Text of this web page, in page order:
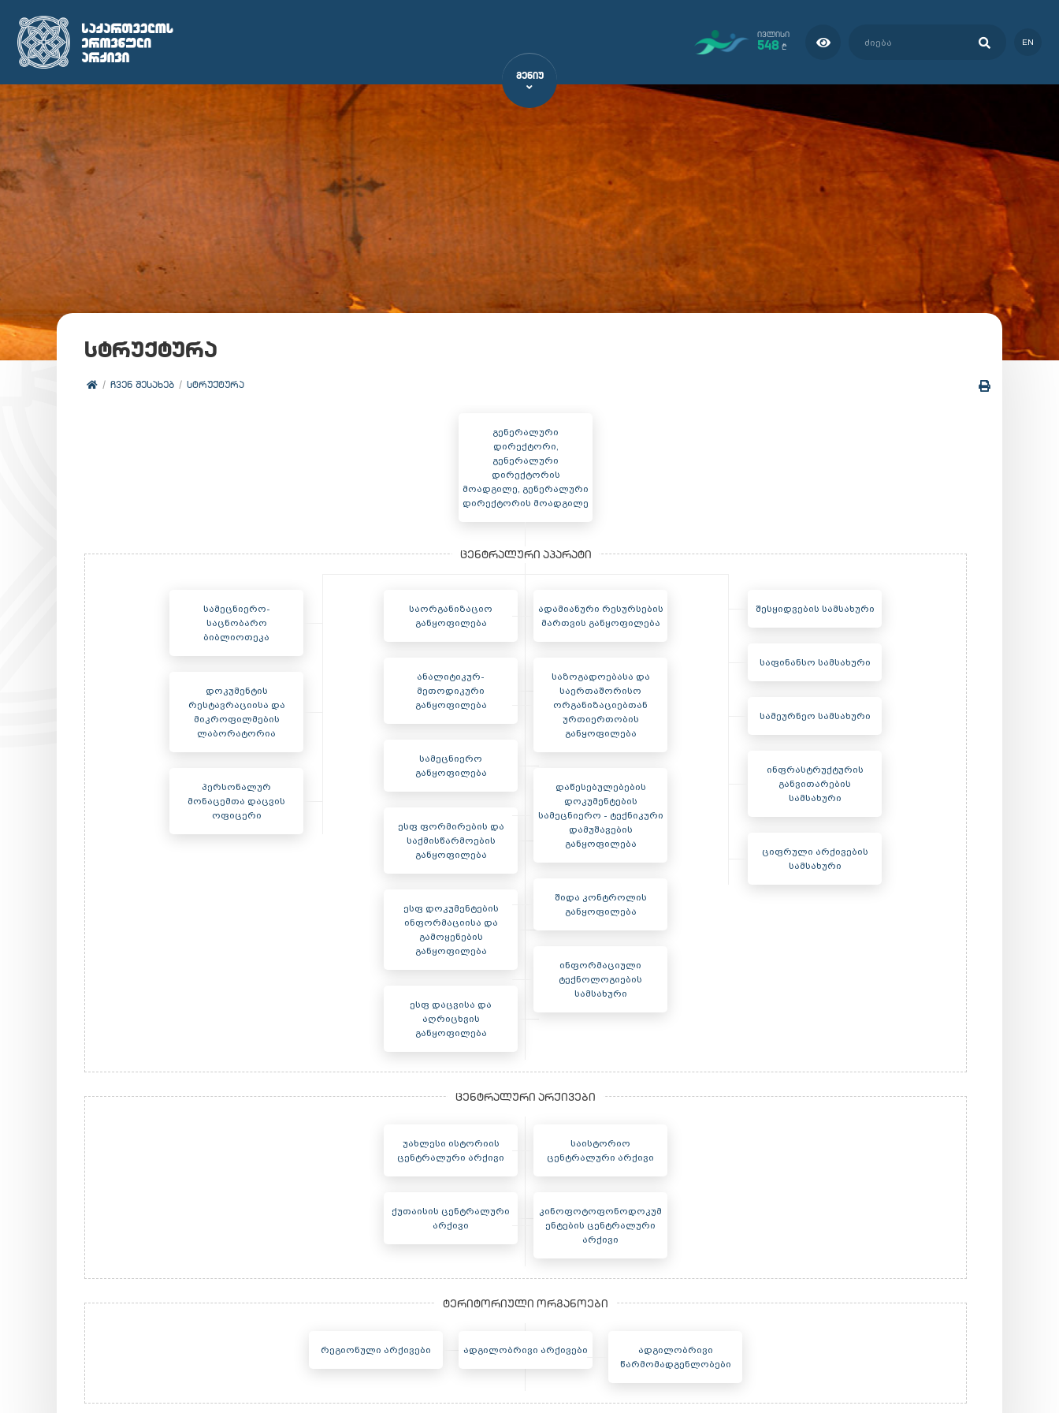
ᲘᲕᲚᲘᲡᲘ
548 ₾ EN
ᲛᲔᲜᲘᲣ
სტრუქტურა
ᲩᲕᲔᲜ ᲨᲔᲡᲐᲮᲔᲑ ᲡᲢᲠᲣᲥᲢᲣᲠᲐ
გენერალური
დირექტორი,
გენერალური
დირექტორის
მოადგილე, გენერალური
დირექტორის მოადგილე
სამეცნიერო-
საცნობარო
ბიბლიოთეკა
დოკუმენტის
რესტავრაციისა და
მიკროფილმების
ლაბორატორია
პერსონალურ
მონაცემთა დაცვის
ოფიცერი
საორგანიზაციო
განყოფილება
ანალიტიკურ-
მეთოდიკური
განყოფილება
სამეცნიერო
განყოფილება
ესფ ფორმირების და
საქმისწარმოების
განყოფილება
ესფ დოკუმენტების
ინფორმაციისა და
გამოყენების
განყოფილება
ესფ დაცვისა და
აღრიცხვის
განყოფილება
ადამიანური რესურსების
მართვის განყოფილება
საზოგადოებასა და
საერთაშორისო
ორგანიზაციებთან
ურთიერთობის
განყოფილება
დაწესებულებების
დოკუმენტების
სამეცნიერო - ტექნიკური
დამუშავების
განყოფილება
შიდა კონტროლის
განყოფილება
ინფორმაციული
ტექნოლოგიების
სამსახური
შესყიდვების სამსახური
საფინანსო სამსახური
სამეურნეო სამსახური
ინფრასტრუქტურის
განვითარების
სამსახური
ციფრული არქივების
სამსახური
უახლესი ისტორიის
ცენტრალური არქივი
ქუთაისის ცენტრალური
არქივი
საისტორიო
ცენტრალური არქივი
კინოფოტოფონოდოკუმ
ენტების ცენტრალური
არქივი
რეგიონული არქივები ადგილობრივი არქივები
ადგილობრივი
წარმომადგენლობები